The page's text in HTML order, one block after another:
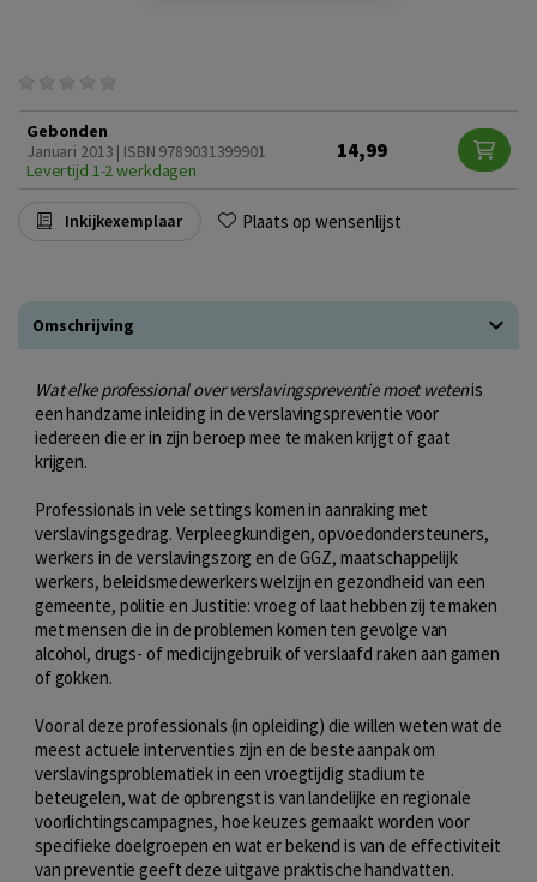
Gebonden
Januari 2013 | ISBN 9789031399901
Levertijd 1-2 werkdagen
14,99
Inkijkexemplaar Plaats op wensenlijst
Omschrijving
Wat elke professional over verslavingspreventie moet wetenis
een handzame inleiding in de verslavingspreventie voor
iedereen die er in zijn beroep mee te maken krijgt of gaat
krijgen.
Professionals in vele settings komen in aanraking met
verslavingsgedrag. Verpleegkundigen, opvoedondersteuners,
werkers in de verslavingszorg en de GGZ, maatschappelijk
werkers, beleidsmedewerkers welzijn en gezondheid van een
gemeente, politie en Justitie: vroeg of laat hebben zij te maken
met mensen die in de problemen komen ten gevolge van
alcohol, drugs- of medicijngebruik of verslaafd raken aan gamen
of gokken.
Voor al deze professionals (in opleiding) die willen weten wat de
meest actuele interventies zijn en de beste aanpak om
verslavingsproblematiek in een vroegtijdig stadium te
beteugelen, wat de opbrengst is van landelijke en regionale
voorlichtingscampagnes, hoe keuzes gemaakt worden voor
specifieke doelgroepen en wat er bekend is van de effectiviteit
van preventie geeft deze uitgave praktische handvatten.